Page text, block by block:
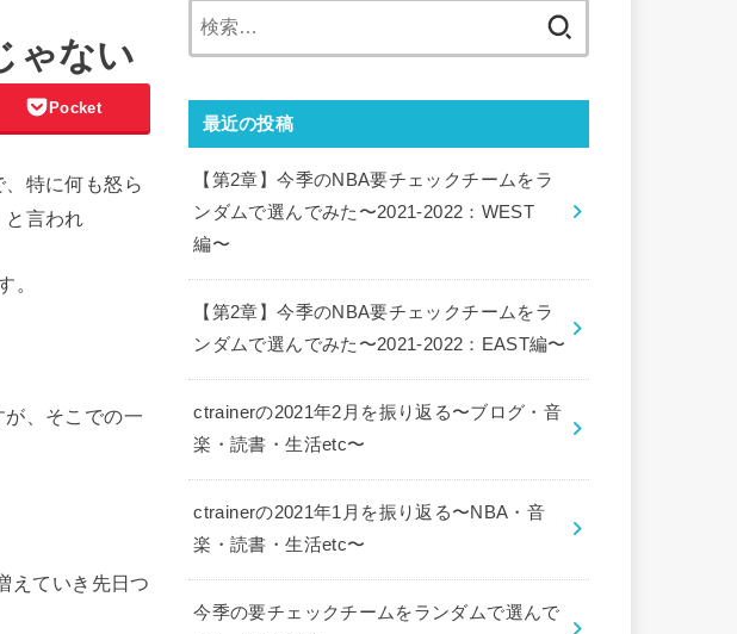
ゃない
Pocket
特に何も怒ら
と言われ
。
、そこでの一
えていき先日つ
最近の投稿
【第2章】今季のNBA要チェックチームをラ
ンダムで選んでみた〜2021-2022：WEST
編〜
【第2章】今季のNBA要チェックチームをラ
ンダムで選んでみた〜2021-2022：EAST編〜
ctrainerの2021年2月を振り返る〜ブログ・音
楽・読書・生活etc〜
ctrainerの2021年1月を振り返る〜NBA・音
楽・読書・生活etc〜
今季の要チェックチームをランダムで選んで